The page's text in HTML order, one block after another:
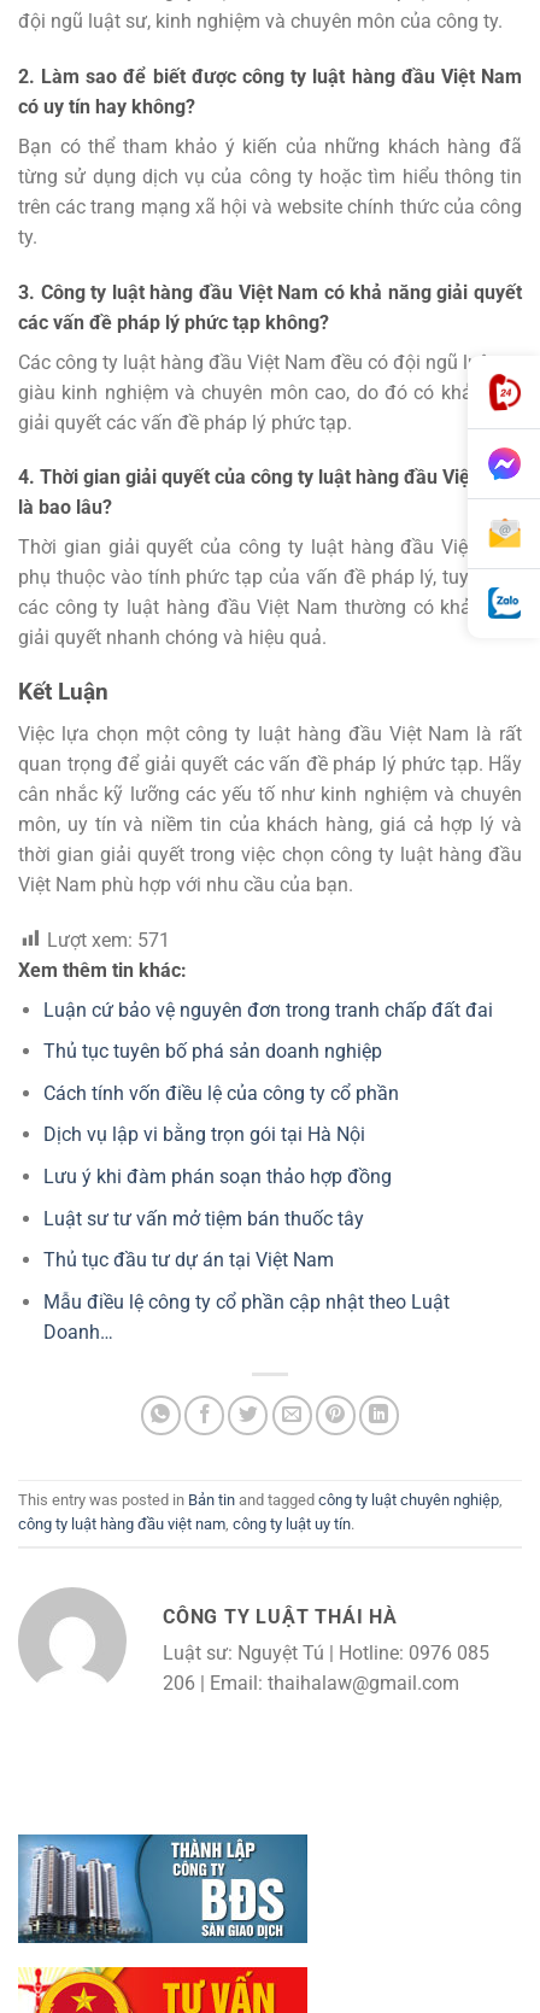
đội ngũ luật sư, kinh nghiệm và chuyên môn của công ty.
2. Làm sao để biết được công ty luật hàng đầu Việt Nam
có uy tín hay không?
Bạn có thể tham khảo ý kiến của những khách hàng đã
từng sử dụng dịch vụ của công ty hoặc tìm hiểu thông tin
trên các trang mạng xã hội và website chính thức của công
ty.
3. Công ty luật hàng đầu Việt Nam có khả năng giải quyết
các vấn đề pháp lý phức tạp không?
Các công ty luật hàng đầu Việt Nam đều có đội ngũ luật sư
giàu kinh nghiệm và chuyên môn cao, do đó có khả năng
giải quyết các vấn đề pháp lý phức tạp.
4. Thời gian giải quyết của công ty luật hàng đầu Việt Nam
là bao lâu?
Thời gian giải quyết của công ty luật hàng đầu Việt Nam
phụ thuộc vào tính phức tạp của vấn đề pháp lý, tuy nhiên
các công ty luật hàng đầu Việt Nam thường có khả năng
giải quyết nhanh chóng và hiệu quả.
Kết Luận
Việc lựa chọn một công ty luật hàng đầu Việt Nam là rất
quan trọng để giải quyết các vấn đề pháp lý phức tạp. Hãy
cân nhắc kỹ lưỡng các yếu tố như kinh nghiệm và chuyên
môn, uy tín và niềm tin của khách hàng, giá cả hợp lý và
thời gian giải quyết trong việc chọn công ty luật hàng đầu
Việt Nam phù hợp với nhu cầu của bạn.
Lượt xem: 571
Xem thêm tin khác:
Luận cứ bảo vệ nguyên đơn trong tranh chấp đất đai
Thủ tục tuyên bố phá sản doanh nghiệp
Cách tính vốn điều lệ của công ty cổ phần
Dịch vụ lập vi bằng trọn gói tại Hà Nội
Lưu ý khi đàm phán soạn thảo hợp đồng
Luật sư tư vấn mở tiệm bán thuốc tây
Thủ tục đầu tư dự án tại Việt Nam
Mẫu điều lệ công ty cổ phần cập nhật theo Luật
Doanh…
This entry was posted in Bản tin and tagged công ty luật chuyên nghiệp,
công ty luật hàng đầu việt nam, công ty luật uy tín.
CÔNG TY LUẬT THÁI HÀ
Luật sư: Nguyệt Tú | Hotline: 0976 085
206 | Email: thaihalaw@gmail.com